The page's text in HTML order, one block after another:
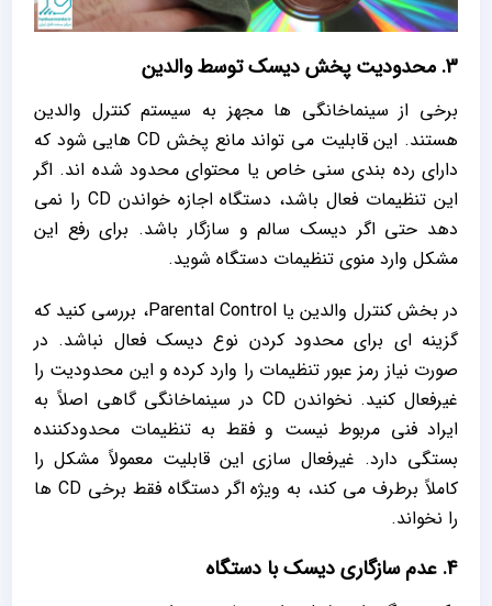
3. محدودیت پخش دیسک توسط والدین
برخی از سینماخانگی ‌ها مجهز به سیستم کنترل والدین
هستند. این قابلیت می ‌تواند مانع پخش CD هایی شود که
دارای رده‌ بندی سنی خاص یا محتوای محدود شده ‌اند. اگر
این تنظیمات فعال باشد، دستگاه اجازه خواندن CD را نمی
‌دهد حتی اگر دیسک سالم و سازگار باشد. برای رفع این
مشکل وارد منوی تنظیمات دستگاه شوید.
در بخش کنترل والدین یا Parental Control، بررسی کنید که
گزینه ‌ای برای محدود کردن نوع دیسک فعال نباشد. در
صورت نیاز رمز عبور تنظیمات را وارد کرده و این محدودیت را
غیرفعال کنید. نخواندن CD در سینماخانگی گاهی اصلاً به
ایراد فنی مربوط نیست و فقط به تنظیمات محدودکننده
بستگی دارد. غیرفعال ‌سازی این قابلیت معمولاً مشکل را
کاملاً برطرف می‌ کند، به ‌ویژه اگر دستگاه فقط برخی CD ها
را نخواند.
4. عدم سازگاری دیسک با دستگاه